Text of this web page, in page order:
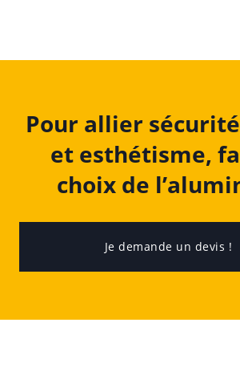
Pour allier
et esthétisme,
choix de
Je demande un devis !